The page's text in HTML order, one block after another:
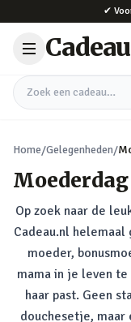
✔
Cadeau
Zoek een cadeau
Home/Gelegenheden/
Op zoek naar de
Cadeau.nl
moeder,
mama in je leven
haar past. Geen
douchesetje,